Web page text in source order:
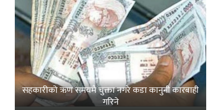
सहकारीको ऋण समयमै चुक्ता नगरे कडा कानुनी कारबाही
गरिने